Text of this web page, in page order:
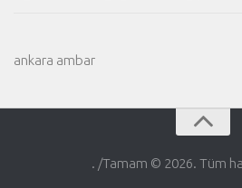
ankara ambar
. /Tamam © 2026. Tüm